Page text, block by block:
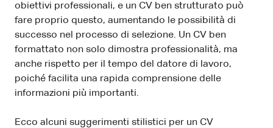
obiettivi professionali, e un CV ben strutturato può
fare proprio questo, aumentando le possibilità di
successo nel processo di selezione. Un CV ben
formattato non solo dimostra professionalità, ma
anche rispetto per il tempo del datore di lavoro,
poiché facilita una rapida comprensione delle
informazioni più importanti.
Ecco alcuni suggerimenti stilistici per un CV